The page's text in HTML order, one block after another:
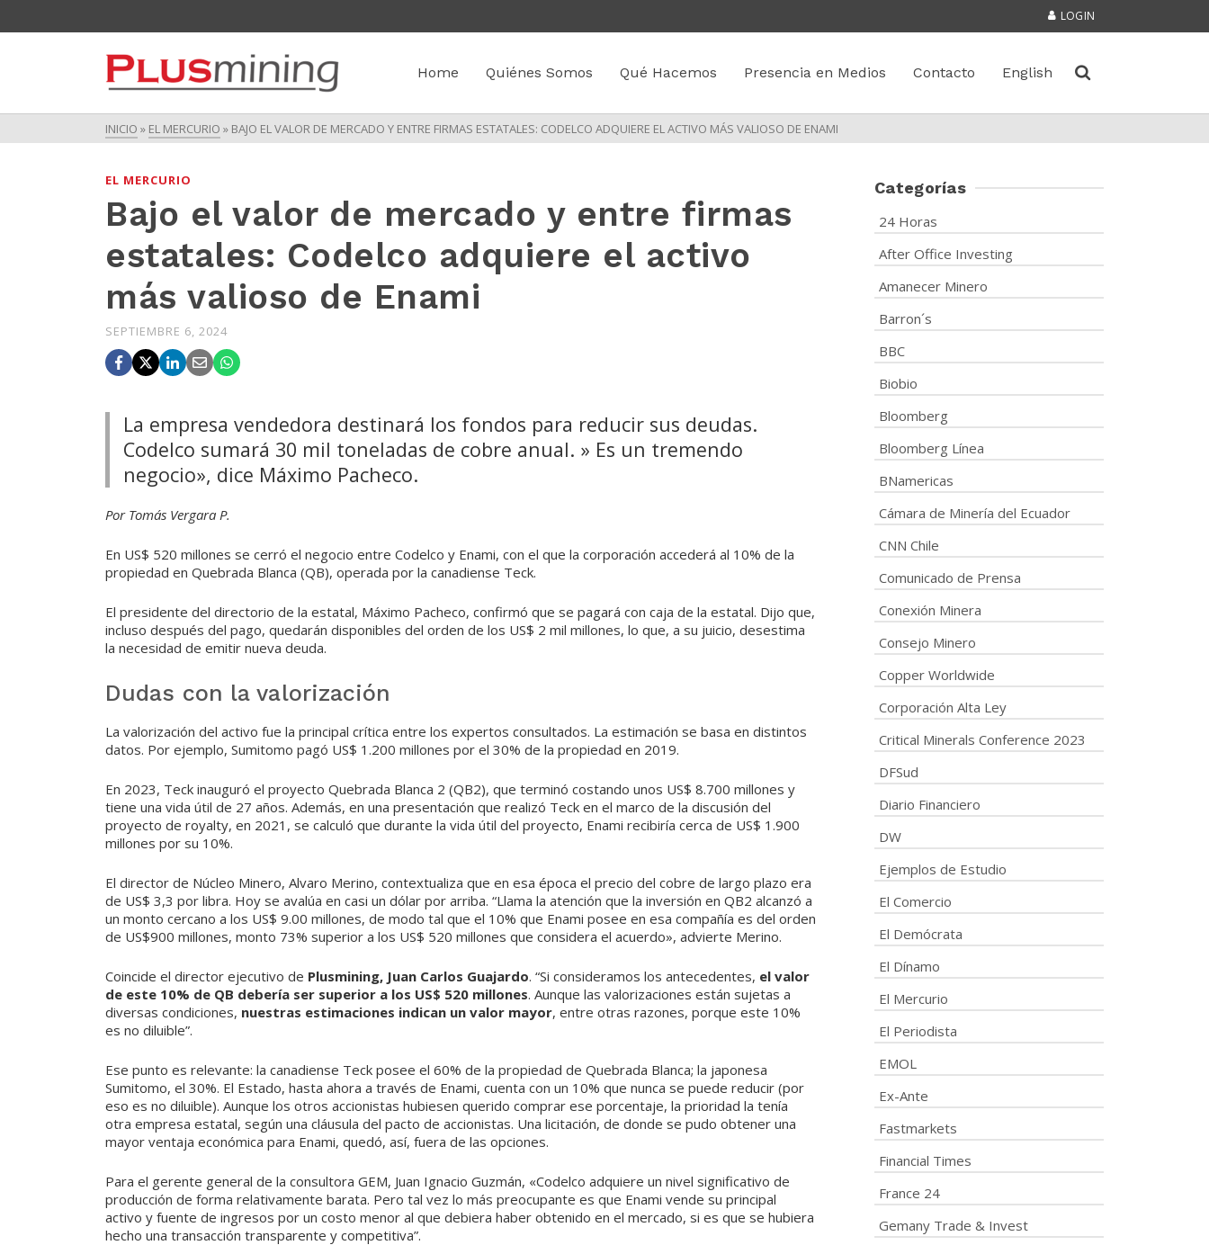
LOGIN
Home Quiénes Somos Qué Hacemos Presencia en Medios Contacto English
INICIO » EL MERCURIO » BAJO EL VALOR DE MERCADO Y ENTRE FIRMAS ESTATALES: CODELCO ADQUIERE EL ACTIVO MÁS VALIOSO DE ENAMI
EL MERCURIO
Bajo el valor de mercado y entre firmas
estatales: Codelco adquiere el activo
más valioso de Enami
SEPTIEMBRE 6, 2024
La empresa vendedora destinará los fondos para reducir sus deudas.
Codelco sumará 30 mil toneladas de cobre anual. » Es un tremendo
negocio», dice Máximo Pacheco.
Por Tomás Vergara P.
En US$ 520 millones se cerró el negocio entre Codelco y Enami, con el que la corporación accederá al 10% de la
propiedad en Quebrada Blanca (QB), operada por la canadiense Teck.
El presidente del directorio de la estatal, Máximo Pacheco, confirmó que se pagará con caja de la estatal. Dijo que,
incluso después del pago, quedarán disponibles del orden de los US$ 2 mil millones, lo que, a su juicio, desestima
la necesidad de emitir nueva deuda.
Dudas con la valorización
La valorización del activo fue la principal crítica entre los expertos consultados. La estimación se basa en distintos
datos. Por ejemplo, Sumitomo pagó US$ 1.200 millones por el 30% de la propiedad en 2019.
En 2023, Teck inauguró el proyecto Quebrada Blanca 2 (QB2), que terminó costando unos US$ 8.700 millones y
tiene una vida útil de 27 años. Además, en una presentación que realizó Teck en el marco de la discusión del
proyecto de royalty, en 2021, se calculó que durante la vida útil del proyecto, Enami recibiría cerca de US$ 1.900
millones por su 10%.
El director de Núcleo Minero, Alvaro Merino, contextualiza que en esa época el precio del cobre de largo plazo era
de US$ 3,3 por libra. Hoy se avalúa en casi un dólar por arriba. “Llama la atención que la inversión en QB2 alcanzó a
un monto cercano a los US$ 9.00 millones, de modo tal que el 10% que Enami posee en esa compañía es del orden
de US$900 millones, monto 73% superior a los US$ 520 millones que considera el acuerdo», advierte Merino.
Coincide el director ejecutivo de Plusmining, Juan Carlos Guajardo. “Si consideramos los antecedentes, el valor
de este 10% de QB debería ser superior a los US$ 520 millones. Aunque las valorizaciones están sujetas a
diversas condiciones, nuestras estimaciones indican un valor mayor, entre otras razones, porque este 10%
es no diluible”.
Ese punto es relevante: la canadiense Teck posee el 60% de la propiedad de Quebrada Blanca; la japonesa
Sumitomo, el 30%. El Estado, hasta ahora a través de Enami, cuenta con un 10% que nunca se puede reducir (por
eso es no diluible). Aunque los otros accionistas hubiesen querido comprar ese porcentaje, la prioridad la tenía
otra empresa estatal, según una cláusula del pacto de accionistas. Una licitación, de donde se pudo obtener una
mayor ventaja económica para Enami, quedó, así, fuera de las opciones.
Para el gerente general de la consultora GEM, Juan Ignacio Guzmán, «Codelco adquiere un nivel significativo de
producción de forma relativamente barata. Pero tal vez lo más preocupante es que Enami vende su principal
activo y fuente de ingresos por un costo menor al que debiera haber obtenido en el mercado, si es que se hubiera
hecho una transacción transparente y competitiva”.
Categorías
24 Horas
After Office Investing
Amanecer Minero
Barron´s
BBC
Biobio
Bloomberg
Bloomberg Línea
BNamericas
Cámara de Minería del Ecuador
CNN Chile
Comunicado de Prensa
Conexión Minera
Consejo Minero
Copper Worldwide
Corporación Alta Ley
Critical Minerals Conference 2023
DFSud
Diario Financiero
DW
Ejemplos de Estudio
El Comercio
El Demócrata
El Dínamo
El Mercurio
El Periodista
EMOL
Ex-Ante
Fastmarkets
Financial Times
France 24
Gemany Trade & Invest